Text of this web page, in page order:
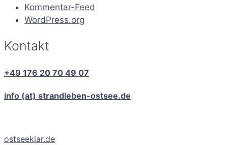
Kommentar-Feed
WordPress.org
Kontakt
+49 176 20 70 49 07
info (at) strandleben-ostsee.de
ostseeklar.de